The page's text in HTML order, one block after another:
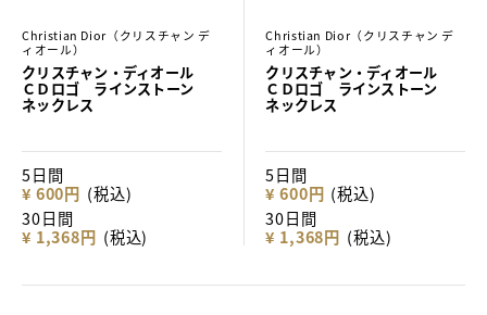
Christian Dior（クリスチャン デ
ィオール）
クリスチャン・ディオール
ＣＤロゴ ラインストーン
ネックレス
5日間
¥ 600円 (税込)
30日間
¥ 1,368円 (税込)
Christian Dior（クリスチャン デ
ィオール）
クリスチャン・ディオール
ＣＤロゴ ラインストーン
ネックレス
5日間
¥ 600円 (税込)
30日間
¥ 1,368円 (税込)